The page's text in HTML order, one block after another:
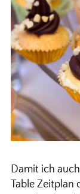
Damit ich
Table